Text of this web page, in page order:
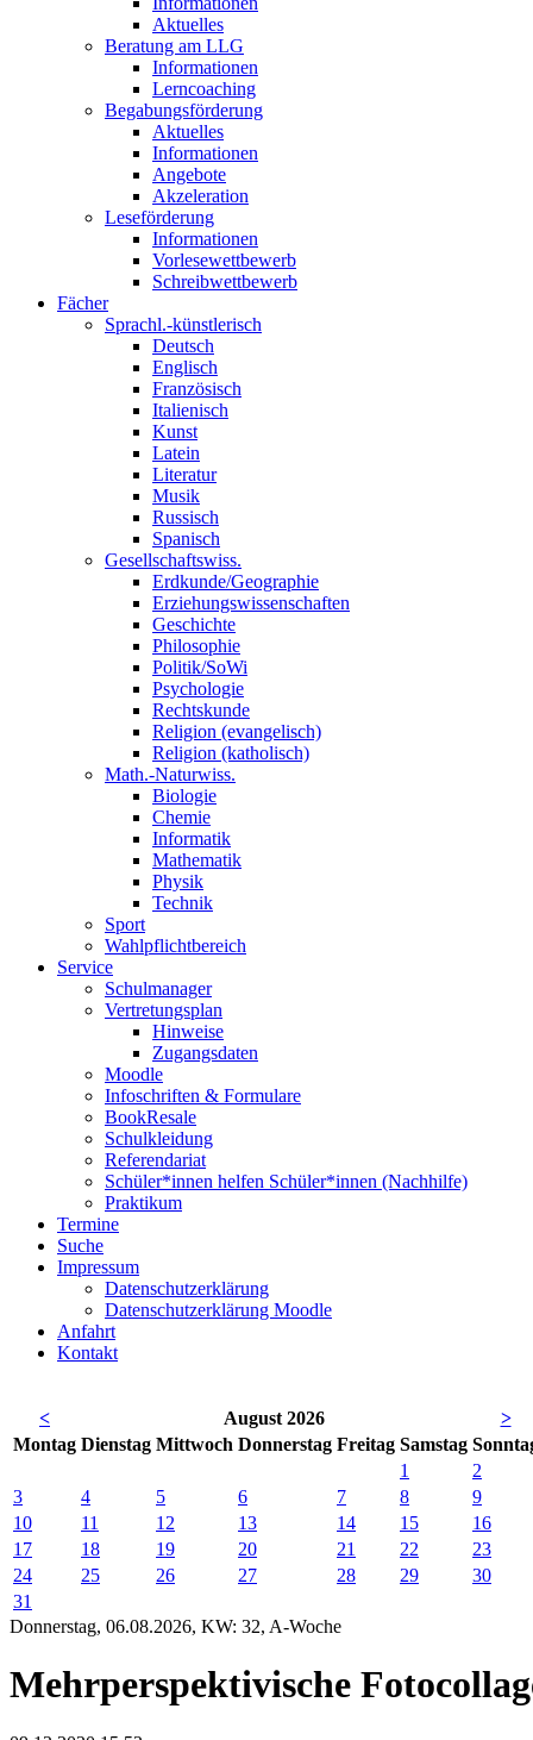
Aktuelles
Beratung am LLG
Informationen
Lerncoaching
Begabungsförderung
Aktuelles
Informationen
Angebote
Akzeleration
Leseförderung
Informationen
Vorlesewettbewerb
Schreibwettbewerb
Fächer
Sprachl.-künstlerisch
Deutsch
Englisch
Französisch
Italienisch
Kunst
Latein
Literatur
Musik
Russisch
Spanisch
Gesellschaftswiss.
Erdkunde/Geographie
Erziehungswissenschaften
Geschichte
Philosophie
Politik/SoWi
Psychologie
Rechtskunde
Religion (evangelisch)
Religion (katholisch)
Math.-Naturwiss.
Biologie
Chemie
Informatik
Mathematik
Physik
Technik
Sport
Wahlpflichtbereich
Service
Schulmanager
Vertretungsplan
Hinweise
Zugangsdaten
Moodle
Infoschriften & Formulare
BookResale
Schulkleidung
Referendariat
Schüler*innen helfen Schüler*innen (Nachhilfe)
Praktikum
Termine
Suche
Impressum
Datenschutzerklärung
Datenschutzerklärung Moodle
Anfahrt
Kontakt
< August 2026
>
Montag Dienstag Mittwoch Donnerstag Freitag Samstag So
1
2
3
4 5 6 7 8
9
10
11 12 13 14 15
16
17
18 19 20 21 22
23
24
25 26 27 28 29
30
31
Donnerstag, 06.08.2026, KW: 32, A-Woche
Mehrperspektivische